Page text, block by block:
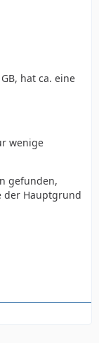
hat ca. eine
wenige
gefunden,
der Hauptgrund